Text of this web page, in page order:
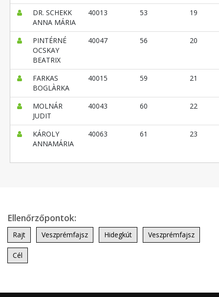
DR. SCHEKK
ANNA MÁRIA
40013 53 19
PINTÉRNÉ
OCSKAY
BEATRIX
40047 56 20
FARKAS
BOGLÀRKA
40015 59 21
MOLNÁR
JUDIT
40043 60 22
KÁROLY
ANNAMÁRIA
40063 61 23
Ellenőrzőpontok:
Rajt Veszprémfajsz Hidegkút Veszprémfajsz
Cél